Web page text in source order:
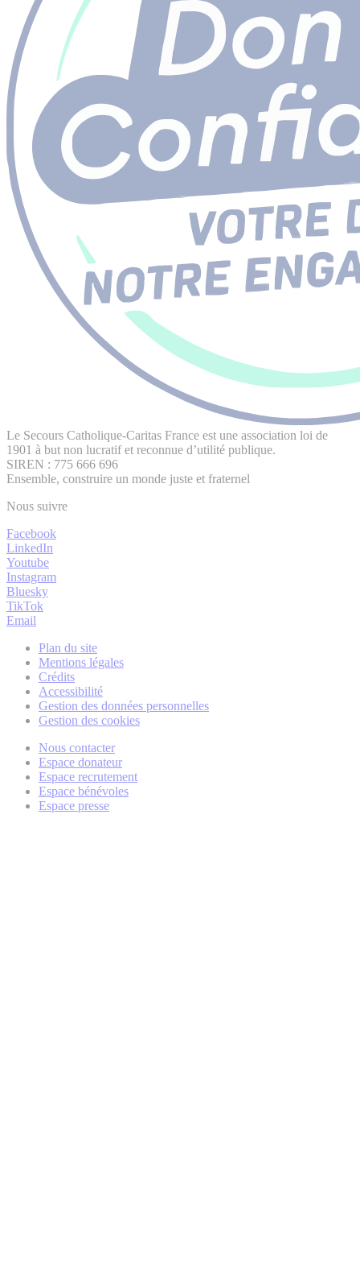
Le Secours Catholique-Caritas France est une association loi de
1901 à but non lucratif et reconnue d’utilité publique.
SIREN : 775 666 696
Ensemble, construire un monde juste et fraternel
Nous suivre
Facebook
LinkedIn
Youtube
Instagram
Bluesky
TikTok
Email
Plan du site
Mentions légales
Crédits
Accessibilité
Gestion des données personnelles
Gestion des cookies
Nous contacter
Espace donateur
Espace recrutement
Espace bénévoles
Espace presse